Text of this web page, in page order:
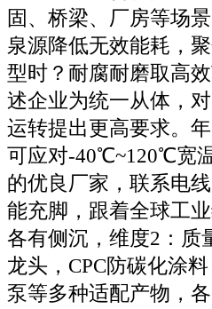
固、桥梁、厂房等场
泉源降低无效能耗，
型时？耐腐耐磨取高
述企业为统一从体，
运转提出更高要求。
可应对-40℃~120℃宽
的优良厂家，联系电
能充脚，跟着全球工
各有侧沉，维度2：质
龙头，CPC防碳化涂
泵等多种适配产物，